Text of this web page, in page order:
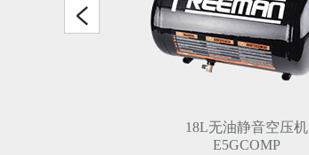
18L无油静音空压机
E5GCOMP